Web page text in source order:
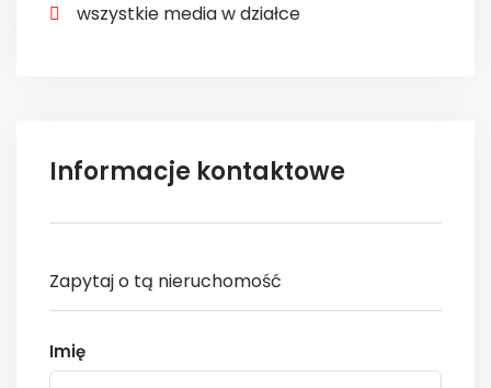
wszystkie media w działce
Informacje kontaktowe
Zapytaj o tą nieruchomość
Imię